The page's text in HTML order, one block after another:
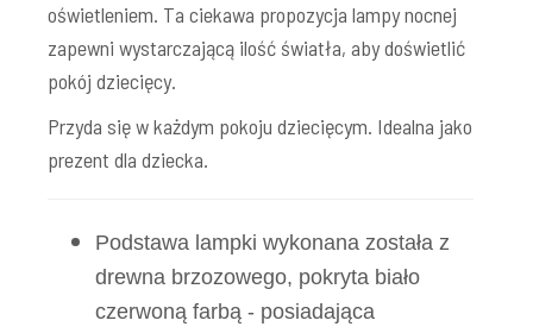
oświetleniem. Ta ciekawa propozycja lampy nocnej
zapewni wystarczającą ilość światła, aby doświetlić
pokój dziecięcy.
Przyda się w każdym pokoju dziecięcym. Idealna jako
prezent dla dziecka.
Podstawa lampki wykonana została z
drewna brzozowego, pokryta biało
czerwoną farbą - posiadająca